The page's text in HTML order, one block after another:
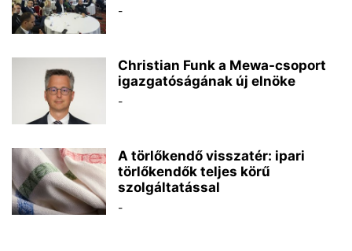
-
Christian Funk a Mewa-csoport
igazgatóságának új elnöke
-
A törlőkendő visszatér: ipari
törlőkendők teljes körű
szolgáltatással
-